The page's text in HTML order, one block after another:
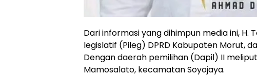
Dari informasi yang dihimpun media ini,
legislatif (Pileg) DPRD Kabupaten Morut,
Dengan daerah pemilihan (Dapil) II
Mamosalato, kecamatan Soyojaya.